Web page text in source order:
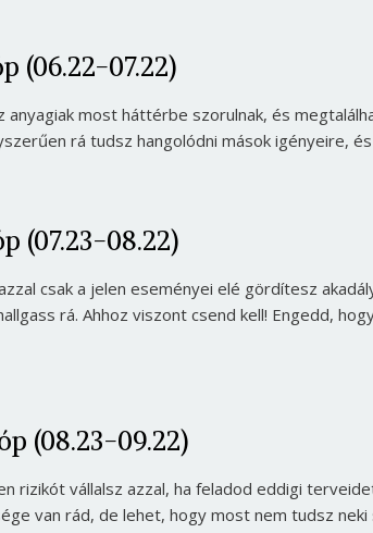
(06.22-07.22)
anyagiak most háttérbe szorulnak, és
rá tudsz hangolódni mások igényeire,
(07.23-08.22)
csak a jelen eseményei elé gördítesz
rá. Ahhoz viszont csend kell! Engedd,
(08.23-09.22)
rizikót vállalsz azzal, ha feladod eddigi
van rád, de lehet, hogy most nem tudsz